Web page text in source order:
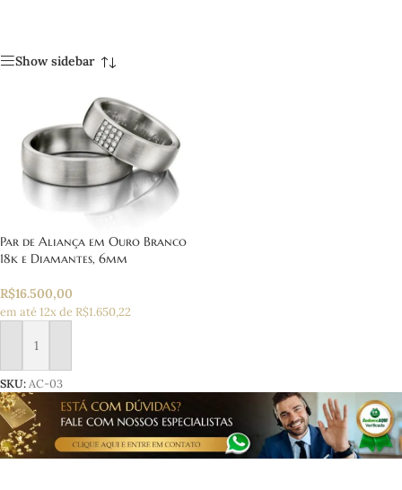
Show sidebar
Par de Aliança em Ouro Branco
18k e Diamantes, 6mm
R$16.500,00
em até 12x de R$1.650,22
Adicionar ao carrinho
SKU:AC-03